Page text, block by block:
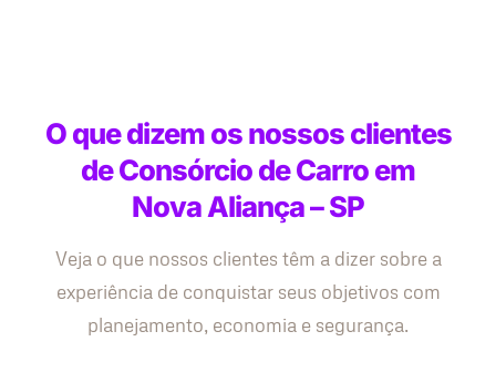
O que dizem os nossos clientes
de Consórcio de Carro em
Nova Aliança – SP
Veja o que nossos clientes têm a dizer sobre a
experiência de conquistar seus objetivos com
planejamento, economia e segurança.